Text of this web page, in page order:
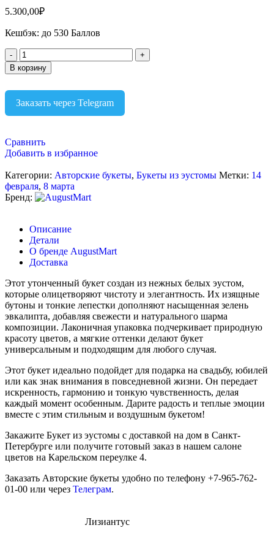
5.300,00₽
Кешбэк: до 530 Баллов
В корзину
Заказать через Telegram
Сравнить
Добавить в избранное
Категории: Авторские букеты, Букеты из эустомы Метки: 14
февраля, 8 марта
Бренд:
Описание
Детали
О бренде AugustMart
Доставка
Этот утонченный букет создан из нежных белых эустом,
которые олицетворяют чистоту и элегантность. Их изящные
бутоны и тонкие лепестки дополняют насыщенная зелень
эвкалипта, добавляя свежести и натурального шарма
композиции. Лаконичная упаковка подчеркивает природную
красоту цветов, а мягкие оттенки делают букет
универсальным и подходящим для любого случая.
Этот букет идеально подойдет для подарка на свадьбу, юбилей
или как знак внимания в повседневной жизни. Он передает
искренность, гармонию и тонкую чувственность, делая
каждый момент особенным. Дарите радость и теплые эмоции
вместе с этим стильным и воздушным букетом!
Закажите Букет из эустомы c доставкой на дом в Санкт-
Петербурге или получите готовый заказ в нашем салоне
цветов на Карельском переулке 4.
Заказать Авторские букеты удобно по телефону +7-965-762-
01-00 или через Телеграм.
Лизиантус